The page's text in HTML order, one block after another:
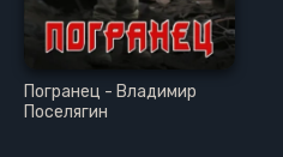
Погранец - Владимир
Поселягин